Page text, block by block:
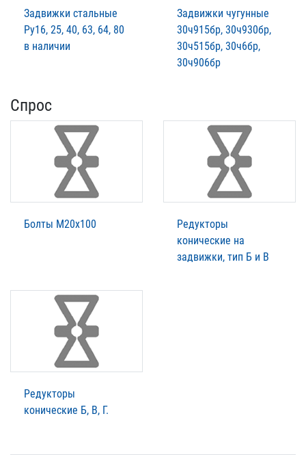
Задвижки стальные
Ру16, 25, 40, 63, 64, 80
в наличии
Задвижки чугунные
30ч915бр, 30ч930бр,
30ч515бр, 30ч6бр,
30ч906бр
Спрос
Болты М20х100
Редукторы
конические на
задвижки, тип Б и В
Редукторы
конические Б, В, Г.